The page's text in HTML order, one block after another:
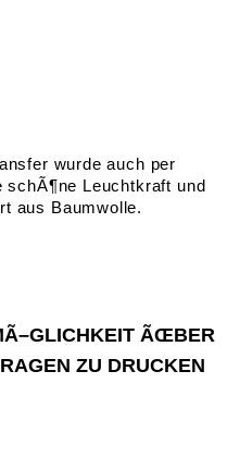
wurde auch per
schÃ¶ne Leuchtkraft und
aus Baumwolle.
ÃŒBER
ZU DRUCKEN